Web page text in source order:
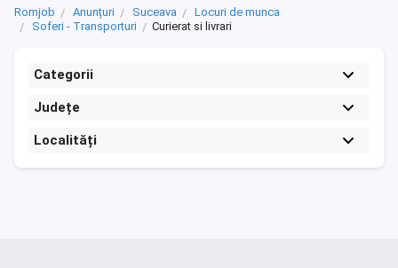
Romjob Anunțuri Suceava
Locuri de munca
Soferi - Transporturi
Curierat si livrari
Categorii
Județe
Localități